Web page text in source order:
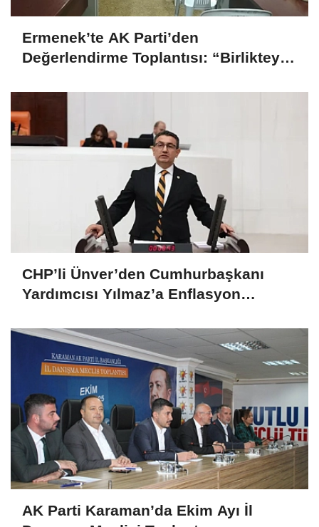
Ermenek’te AK Parti’den
Değerlendirme Toplantısı: “Birlikteyiz,
CHP’li Ünver’den Cumhurbaşkanı
Yardımcısı Yılmaz’a Enflasyon
Iskalanıyor?
AK Parti Karaman’da Ekim Ayı İl